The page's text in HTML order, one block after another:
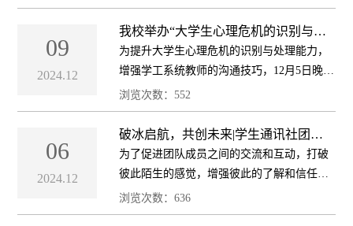
动，我校招生就业处、学生处、团委负责
人、各二级学院党支部副书记、团总支书记
及学生...
09
2024.12
我校举办“大学生心理危机的识别与沟
通技巧”专题讲座
为提升大学生心理危机的识别与处理能力，
增强学工系统教师的沟通技巧，12月5日晚，
我校成功举办大学生心理危机识别与沟通技
巧专题讲座。本次讲座由湖南科技学院心理
学教授林静主讲，学校各二级学院相关负
责...
浏览次数：552
06
2024.12
破冰启航，共创未来|学生通讯社团建
活动圆满结束
为了促进团队成员之间的交流和互动，打破
彼此陌生的感觉，增强彼此的了解和信任，
营造积极向上的团队氛围。12月4日，我校学
生通讯社举办团建活动，旨在通过此次活动
浏览次数：636